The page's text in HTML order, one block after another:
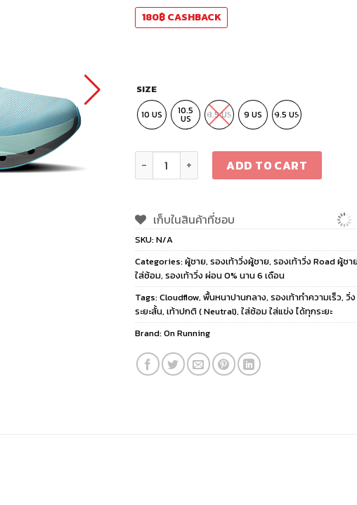
180฿CASHBACK
SIZE
10 US 10.5
US 8.5 US 9 US 9.5 US
ON Cloudflow 5 Men Arctic/Stone quantity
ADD TO CART
เก็บในสินค้าที่ชอบ
SKU:N/A
Categories:ผู้ชาย, รองเท้าวิ่งผู้ชาย, รองเท้าวิ่ง Road ผู้ชา
ใส่ซ้อม, รองเท้าวิ่ง ผ่อน 0% นาน 6 เดือน
Tags:Cloudflow, พื้นหนาปานกลาง, รองเท้าทำความเร็ว, วิ่
ระยะสั้น, เท้าปกติ ( Neutral), ใส่ซ้อม ใส่แข่ง ได้ทุกระยะ
Brand:On Running